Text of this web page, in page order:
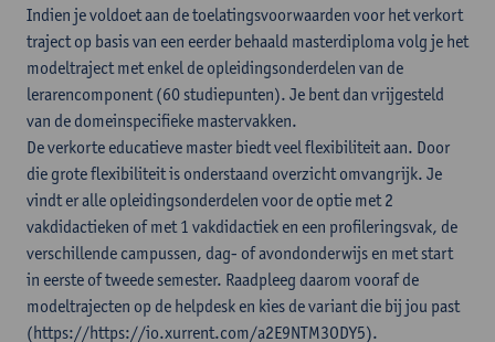
Indien je voldoet aan de toelatingsvoorwaarden voor het verkort
traject op basis van een eerder behaald masterdiploma volg je het
modeltraject met enkel de opleidingsonderdelen van de
lerarencomponent (60 studiepunten). Je bent dan vrijgesteld
van de domeinspecifieke mastervakken.
De verkorte educatieve master biedt veel flexibiliteit aan. Door
die grote flexibiliteit is onderstaand overzicht omvangrijk. Je
vindt er alle opleidingsonderdelen voor de optie met 2
vakdidactieken of met 1 vakdidactiek en een profileringsvak, de
verschillende campussen, dag- of avondonderwijs en met start
in eerste of tweede semester. Raadpleeg daarom vooraf de
modeltrajecten op de helpdesk en kies de variant die bij jou past
(https://https://io.xurrent.com/a2E9NTM3ODY5).